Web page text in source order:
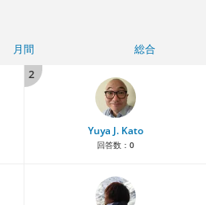
月間
総合
2
Yuya J. Kato
回答数： 0